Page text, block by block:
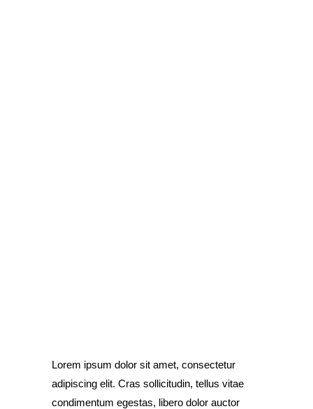
Lorem ipsum dolor sit amet, consectetur
adipiscing elit. Cras sollicitudin, tellus vitae
condimentum egestas, libero dolor auctor